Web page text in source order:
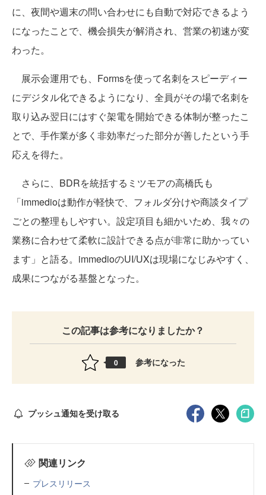
に、夜間や週末の問い合わせにも自動で対応できるよう
になったことで、機会損失が解消され、営業の初速が変
わった。
展示会運用でも、Formsを使って名刺をスピーディー
にデジタル化できるようになり、全員がその場で名刺を
取り込み翌日にはすぐ架電を開始できる体制が整ったこ
とで、手作業が多く非効率だった部分が善したという手
応えを得た。
さらに、BDRを統括するミツモアの高橋氏も
「immedioは動作が軽快で、フォルダ分けや商談タイプ
ごとの整理もしやすい。設定項目も細かいため、我々の
業務に合わせて柔軟に設計できる点が非常に助かってい
ます」と語る。immedioのUI/UXは現場になじみやすく、
成果につながる基盤となった。
この記事は参考になりましたか？
0 参考になった
プッシュ通知を受け取る
関連リンク
プレスリリース